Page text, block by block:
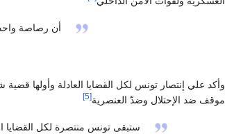
أن رصاصة
وأكد علي إنتصار تونس لكل القضايا العادلة وأولها
موقف ضد الإحتلال وضدّ العنصرية[5]
ستبقى تونس منتصرة لكل القضايا